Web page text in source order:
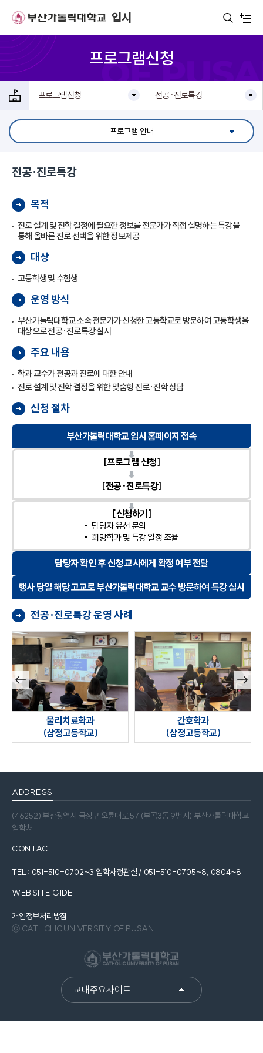
입시
프로그램신청
프로그램신청 전공·진로특강
프로그램 안내
전공·진로특강
목적
진로 설계 및 진학 결정에 필요한 정보를 전문가가 직접 설명하는 특강을
통해 올바른 진로 선택을 위한 정보제공
대상
고등학생 및 수험생
운영 방식
부산가톨릭대학교 소속 전문가가 신청한 고등학교로 방문하여 고등학생을
대상으로 전공·진로특강 실시
주요 내용
학과 교수가 전공과 진로에 대한 안내
진로 설계 및 진학 결정을 위한 맞춤형 진로·진학 상담
신청 절차
부산가톨릭대학교 입시 홈페이지 접속
[프로그램 신청]
[전공·진로특강]
[신청하기]
담당자 유선 문의
희망학과 및 특강 일정 조율
담당자 확인 후 신청 교사에게 확정 여부 전달
행사 당일 해당 고교로 부산가톨릭대학교 교수 방문하여 특강 실시
전공·진로특강 운영 사례
이전
슬라
이드
물리치료학과
(삼정고등학교)
간호학과
(삼정고등학교)
다음
슬라
이드
ADDRESS
(46252) 부산광역시 금정구 오륜대로 57 (부곡3동 9번지) 부산가톨릭대학교
입학처
CONTACT
TEL : 051-510-0702~3 입학사정관실 / 051-510-0705~8, 0804~8
WEBSITE GIDE
개인정보처리방침
ⓒ CATHOLIC UNIVERSITY OF PUSAN.
교내주요사이트